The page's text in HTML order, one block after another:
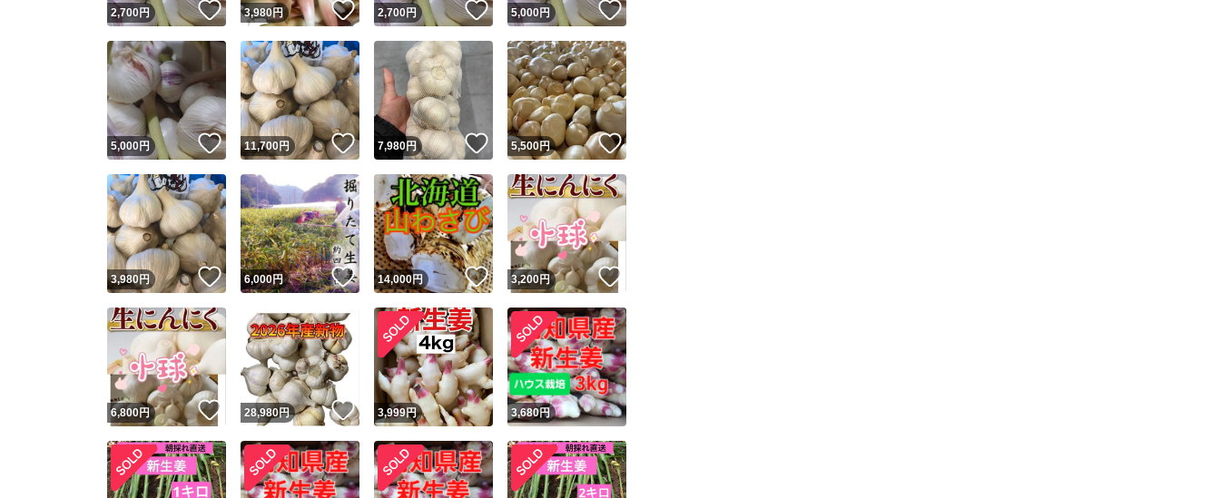
2,700円 いいね！
3,980円 いいね！
2,700円 いいね！
5,000円 いいね！
5,000円 いいね！
11,700 円 いいね！
7,980円 いいね！
5,500円 いいね！
3,980円 いいね！
6,000円 いいね！
14,000円 いいね！
3,200円
6,800円 いいね！
28,980円 いいね！
3,999円 3,680円